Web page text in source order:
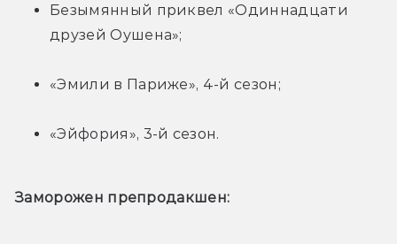
Безымянный приквел «Одиннадцати
друзей Оушена»;
«Эмили в Париже», 4-й сезон;
«Эйфория», 3-й сезон.
Заморожен препродакшен: